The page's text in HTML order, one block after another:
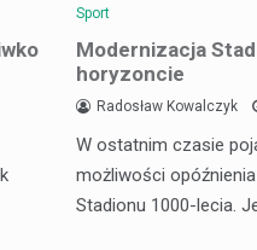
Sport
Modernizacja
horyzoncie
Radosław Kowalczyk
W ostatnim czasie
możliwości
Stadionu 1000-lecia.